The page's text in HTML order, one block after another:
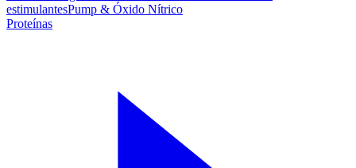
estimulantesPump & Óxido Nítrico
Proteínas